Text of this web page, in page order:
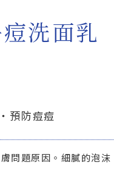
洗面乳
預防痘痘
問題原因。細膩的泡沫